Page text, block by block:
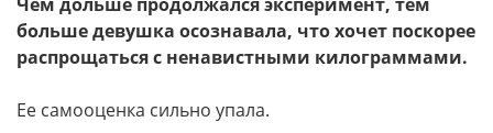
больше девушка осознавала, что хочет поскорее
распрощаться с ненавистными килограммами.
Ее самооценка сильно упала.